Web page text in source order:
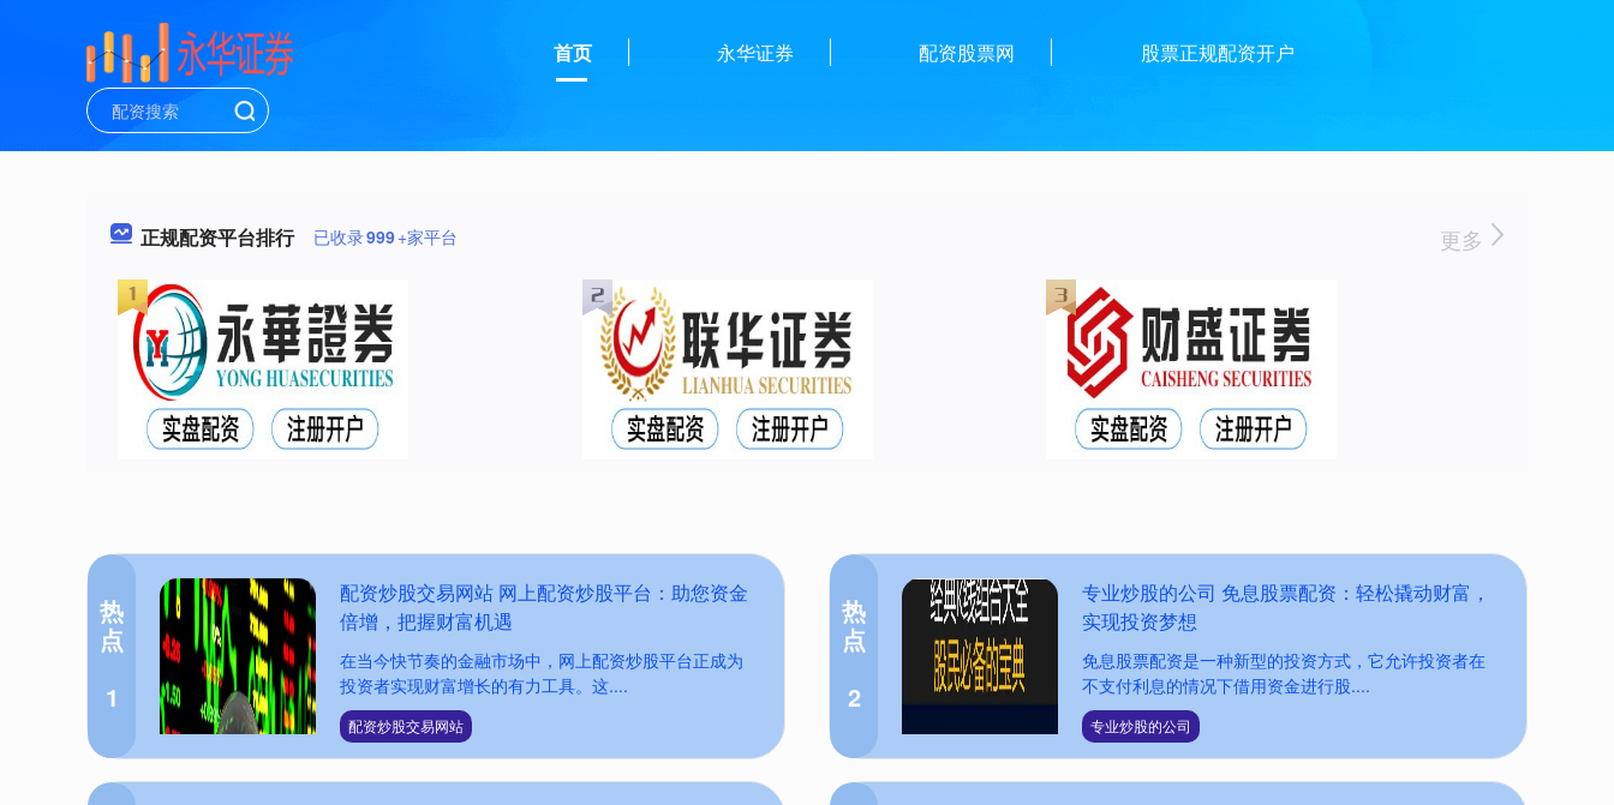
首页 永华证券 配资股票网 股票正规配资开户
正规配资平台排行 已收录999+家平台 更多
热
点
1
配资炒股交易网站 网上配资炒股平台：助您资金
倍增，把握财富机遇
在当今快节奏的金融市场中，网上配资炒股平台正成为
投资者实现财富增长的有力工具。这....
配资炒股交易网站
热
点
2
专业炒股的公司 免息股票配资：轻松撬动财富，
实现投资梦想
免息股票配资是一种新型的投资方式，它允许投资者在
不支付利息的情况下借用资金进行股....
专业炒股的公司